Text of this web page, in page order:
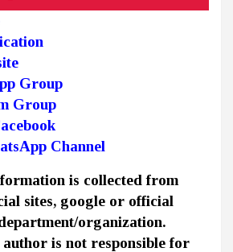
Group
Group
Channel
is collected from
sites, google or official
organization.
is not responsible for